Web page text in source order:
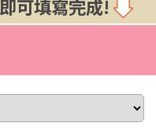
可填寫完成!